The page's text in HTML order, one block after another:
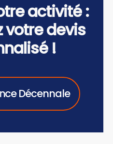
activité :
votre devis
!
Décennale